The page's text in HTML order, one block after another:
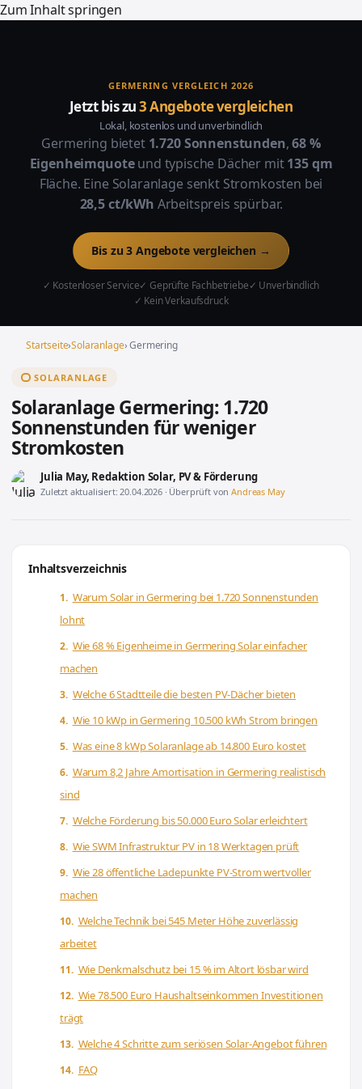
Zum Inhalt springen
GERMERING VERGLEICH 2026
Jetzt bis zu3 Angebote vergleichen
Lokal, kostenlos und unverbindlich
Germering bietet 1.720 Sonnenstunden,68 %
Eigenheimquoteund typische Dächer mit135 qm
Fläche. Eine Solaranlage senkt Stromkosten bei
28,5 ct/kWh Arbeitspreis spürbar.
Bis zu 3 Angebote vergleichen →
✓ Kostenloser Service✓ Geprüfte Fachbetriebe✓ Unverbindlich
✓ Kein Verkaufsdruck
Startseite›Solaranlage› Germering
SOLARANLAGE
Solaranlage Germering: 1.720
Sonnenstunden für weniger
Stromkosten
Julia May, Redaktion Solar, PV & Förderung
Zuletzt aktualisiert: 20.04.2026 · Überprüft vonAndreas May
Inhaltsverzeichnis
Warum Solar in Germering bei 1.720 Sonnenstunden
lohnt
Wie 68 % Eigenheime in Germering Solar einfacher
machen
Welche 6 Stadtteile die besten PV-Dächer bieten
Wie 10 kWp in Germering 10.500 kWh Strom bringen
Was eine 8 kWp Solaranlage ab 14.800 Euro kostet
Warum 8,2 Jahre Amortisation in Germering realistisch
sind
Welche Förderung bis 50.000 Euro Solar erleichtert
Wie SWM Infrastruktur PV in 18 Werktagen prüft
Wie 28 öffentliche Ladepunkte PV-Strom wertvoller
machen
Welche Technik bei 545 Meter Höhe zuverlässig
arbeitet
Wie Denkmalschutz bei 15 % im Altort lösbar wird
Wie 78.500 Euro Haushaltseinkommen Investitionen
trägt
Welche 4 Schritte zum seriösen Solar-Angebot führen
FAQ